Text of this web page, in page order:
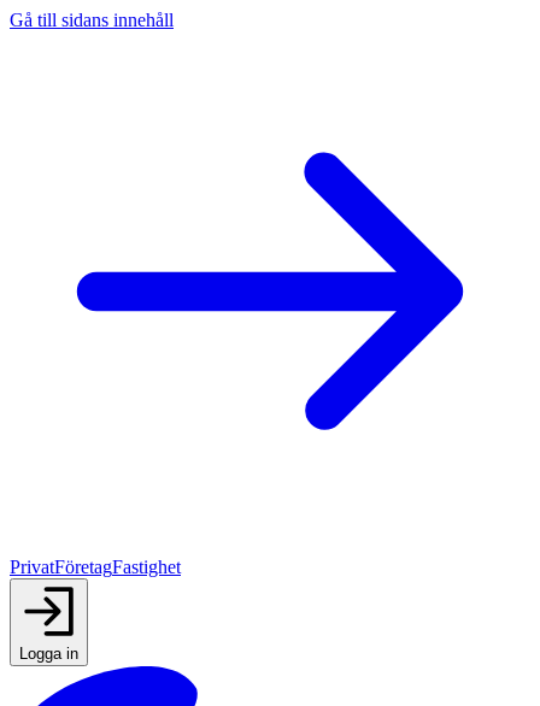
Gå till sidans innehåll
PrivatFöretagFastighet
Logga in